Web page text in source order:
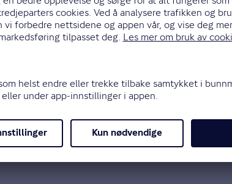
Men mørketallene kan være store.
rapporterer at det er utfordrende
forbundet med skam. Det å oppsøke